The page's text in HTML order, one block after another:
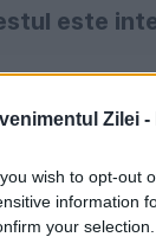
Zilei -
wish to opt-out
information
your
este